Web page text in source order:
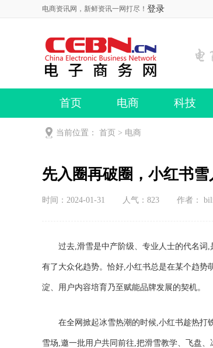
电商资讯网，新鲜资讯一网打尽！ 登录
首页 电商 科技
当前位置： 首页 > 电商
先入圈再破圈，小红书
时间：2024-01-31 人气： 823 作者：
过去,滑雪是中产阶级、专业人士的代名词
有了大众化趋势。恰好,小红书总是在某个趋
淀、用户内容培育乃至赋能品牌发展的契机。
在全网掀起冰雪热潮的时候,小红书趁热打
雪场,邀一批用户共同前往,把滑雪教学、飞盘